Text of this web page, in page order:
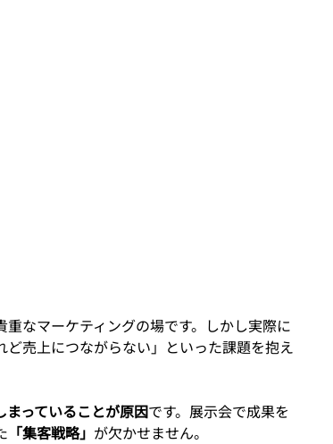
なマーケティングの場です。しかし実際に
売上につながらない」といった課題を抱え
まっていることが原因です。展示会で成果を
「集客戦略」 が欠かせません。